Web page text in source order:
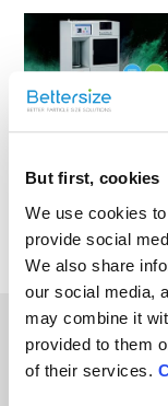
But first, cookies
We use cookies
provide social
We also share
our social media,
may combine it
provided to them
of their services.